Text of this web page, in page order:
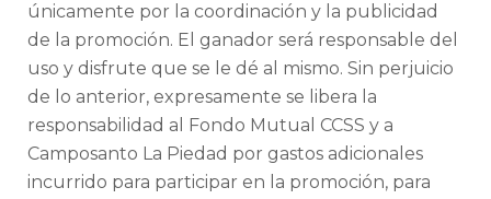
únicamente por la coordinación y la publicidad
de la promoción. El ganador será responsable del
uso y disfrute que se le dé al mismo. Sin perjuicio
de lo anterior, expresamente se libera la
responsabilidad al Fondo Mutual CCSS y a
Camposanto La Piedad por gastos adicionales
incurrido para participar en la promoción, para